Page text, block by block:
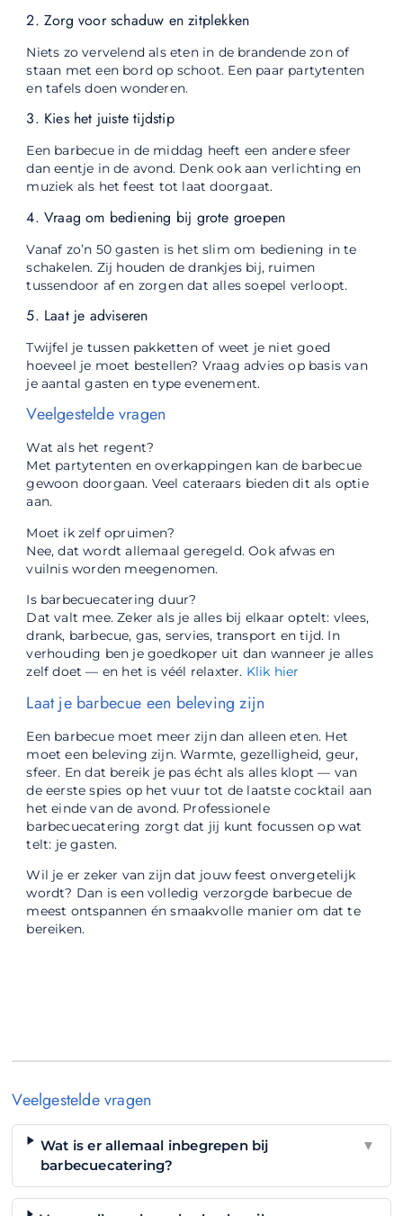
2. Zorg voor schaduw en zitplekken
Niets zo vervelend als eten in de brandende zon of
staan met een bord op schoot. Een paar partytenten
en tafels doen wonderen.
3. Kies het juiste tijdstip
Een barbecue in de middag heeft een andere sfeer
dan eentje in de avond. Denk ook aan verlichting en
muziek als het feest tot laat doorgaat.
4. Vraag om bediening bij grote groepen
Vanaf zo’n 50 gasten is het slim om bediening in te
schakelen. Zij houden de drankjes bij, ruimen
tussendoor af en zorgen dat alles soepel verloopt.
5. Laat je adviseren
Twijfel je tussen pakketten of weet je niet goed
hoeveel je moet bestellen? Vraag advies op basis van
je aantal gasten en type evenement.
Veelgestelde vragen
Wat als het regent?
Met partytenten en overkappingen kan de barbecue
gewoon doorgaan. Veel cateraars bieden dit als optie
aan.
Moet ik zelf opruimen?
Nee, dat wordt allemaal geregeld. Ook afwas en
vuilnis worden meegenomen.
Is barbecuecatering duur?
Dat valt mee. Zeker als je alles bij elkaar optelt: vlees,
drank, barbecue, gas, servies, transport en tijd. In
verhouding ben je goedkoper uit dan wanneer je alles
zelf doet — en het is véél relaxter. Klik hier
Laat je barbecue een beleving zijn
Een barbecue moet meer zijn dan alleen eten. Het
moet een beleving zijn. Warmte, gezelligheid, geur,
sfeer. En dat bereik je pas écht als alles klopt — van
de eerste spies op het vuur tot de laatste cocktail aan
het einde van de avond. Professionele
barbecuecatering zorgt dat jij kunt focussen op wat
telt: je gasten.
Wil je er zeker van zijn dat jouw feest onvergetelijk
wordt? Dan is een volledig verzorgde barbecue de
meest ontspannen én smaakvolle manier om dat te
bereiken.
Veelgestelde vragen
Wat is er allemaal inbegrepen bij
barbecuecatering?
▼